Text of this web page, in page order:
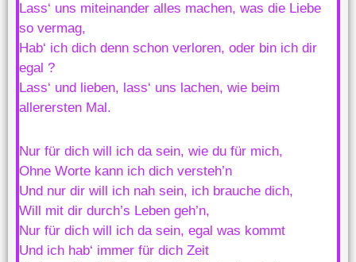
Lass‘ uns miteinander alles machen, was die Liebe
so vermag,
Hab‘ ich dich denn schon verloren, oder bin ich dir
egal ?
Lass‘ und lieben, lass‘ uns lachen, wie beim
allerersten Mal.
Nur für dich will ich da sein, wie du für mich,
Ohne Worte kann ich dich versteh’n
Und nur dir will ich nah sein, ich brauche dich,
Will mit dir durch’s Leben geh’n,
Nur für dich will ich da sein, egal was kommt
Und ich hab‘ immer für dich Zeit